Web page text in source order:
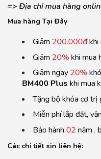
=> Địa chỉ mua hàng
Mua hàng Tại Đây
Giảm 200.000đkhi
Giảm 20% khi mua
Giảm ngay 20%
BM400 Plus khi mua
Tặng bộ khóa cơ trị
Miễn phí lắp đặt,
Bảo hành 02 năm ,
Các chi tiết xin liên hệ: